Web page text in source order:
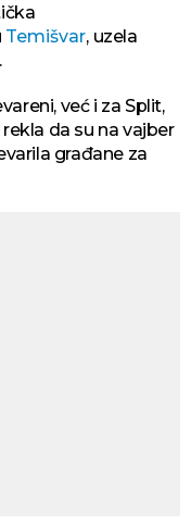
Temišvar, uzela
već i za Split,
da su na vajber
građane za